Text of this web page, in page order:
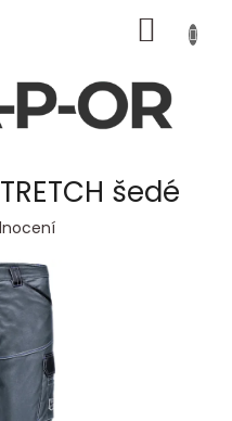
KOŠÍK
šedé